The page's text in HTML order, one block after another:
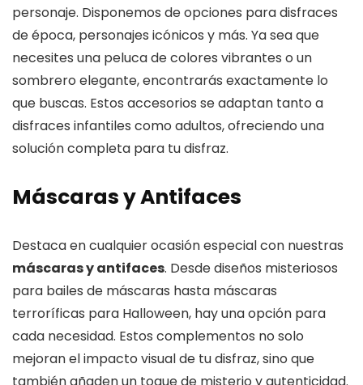
personaje. Disponemos de opciones para disfraces
de época, personajes icónicos y más. Ya sea que
necesites una peluca de colores vibrantes o un
sombrero elegante, encontrarás exactamente lo
que buscas. Estos accesorios se adaptan tanto a
disfraces infantiles como adultos, ofreciendo una
solución completa para tu disfraz.
Máscaras y Antifaces
Destaca en cualquier ocasión especial con nuestras
máscaras y antifaces. Desde diseños misteriosos
para bailes de máscaras hasta máscaras
terroríficas para Halloween, hay una opción para
cada necesidad. Estos complementos no solo
mejoran el impacto visual de tu disfraz, sino que
también añaden un toque de misterio y autenticidad.